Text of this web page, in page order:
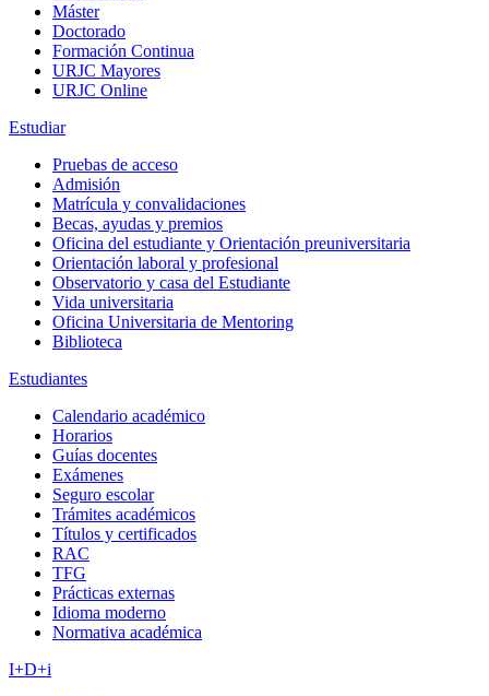
Máster
Doctorado
Formación Continua
URJC Mayores
URJC Online
Estudiar
Pruebas de acceso
Admisión
Matrícula y convalidaciones
Becas, ayudas y premios
Oficina del estudiante y Orientación preuniversitaria
Orientación laboral y profesional
Observatorio y casa del Estudiante
Vida universitaria
Oficina Universitaria de Mentoring
Biblioteca
Estudiantes
Calendario académico
Horarios
Guías docentes
Exámenes
Seguro escolar
Trámites académicos
Títulos y certificados
RAC
TFG
Prácticas externas
Idioma moderno
Normativa académica
I+D+i